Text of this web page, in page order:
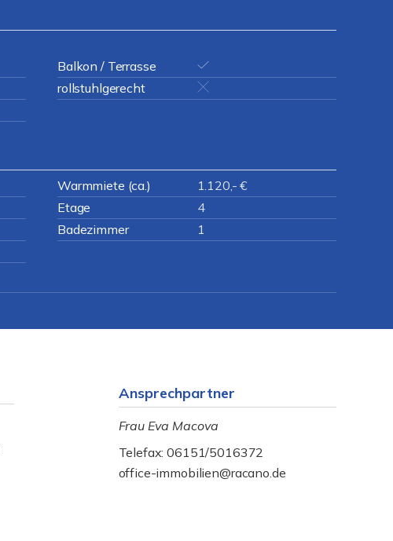
Balkon / Terrasse
rollstuhlgerecht
Warmmiete (ca.)
1.120,- €
Etage
4
Badezimmer
1
Ansprechpartner
Frau Eva Macova
Telefax: 06151/5016372
office-immobilien@racano.de